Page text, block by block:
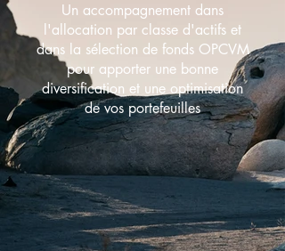
Un accompagnement dans
l'allocation par classe d'actifs et
dans la sélection de fonds OPCVM
pour apporter une bonne
diversification et une optimisation
de vos portefeuilles